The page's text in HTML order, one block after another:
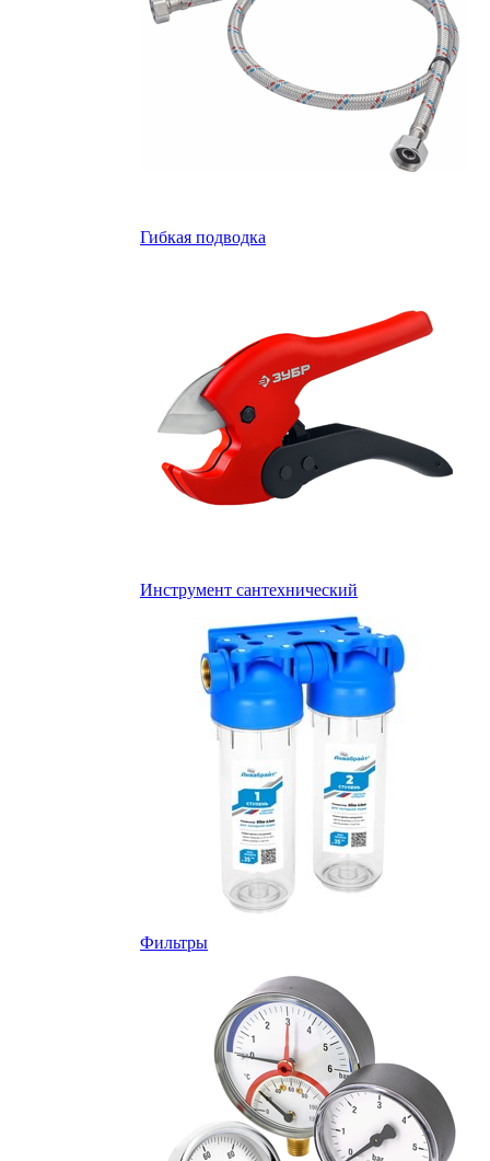
Гибкая подводка
Инструмент сантехнический
Фильтры